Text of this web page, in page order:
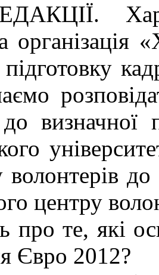
організація
до визначної
волонтерів
центру
про те, які
Євро 2012?